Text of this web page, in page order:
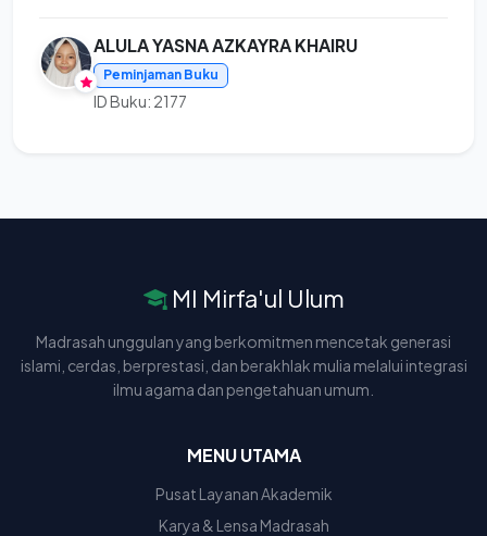
ALULA YASNA AZKAYRA KHAIRU
Peminjaman Buku
ID Buku: 2177
MI Mirfa'ul Ulum
Madrasah unggulan yang berkomitmen mencetak generasi
islami, cerdas, berprestasi, dan berakhlak mulia melalui integrasi
ilmu agama dan pengetahuan umum.
MENU UTAMA
Pusat Layanan Akademik
Karya & Lensa Madrasah